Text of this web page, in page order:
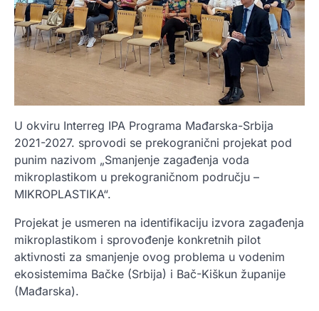
U okviru Interreg IPA Programa Mađarska-Srbija
2021-2027. sprovodi se prekogranični projekat pod
punim nazivom „Smanjenje zagađenja voda
mikroplastikom u prekograničnom području –
MIKROPLASTIKA“.
Projekat je usmeren na identifikaciju izvora zagađenja
mikroplastikom i sprovođenje konkretnih pilot
aktivnosti za smanjenje ovog problema u vodenim
ekosistemima Bačke (Srbija) i Bač-Kiškun županije
(Mađarska).